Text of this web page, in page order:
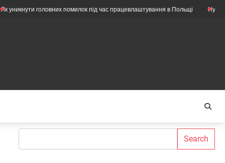
головних помилок під час працевлаштування в Польщі Нужны ли ещё
Search